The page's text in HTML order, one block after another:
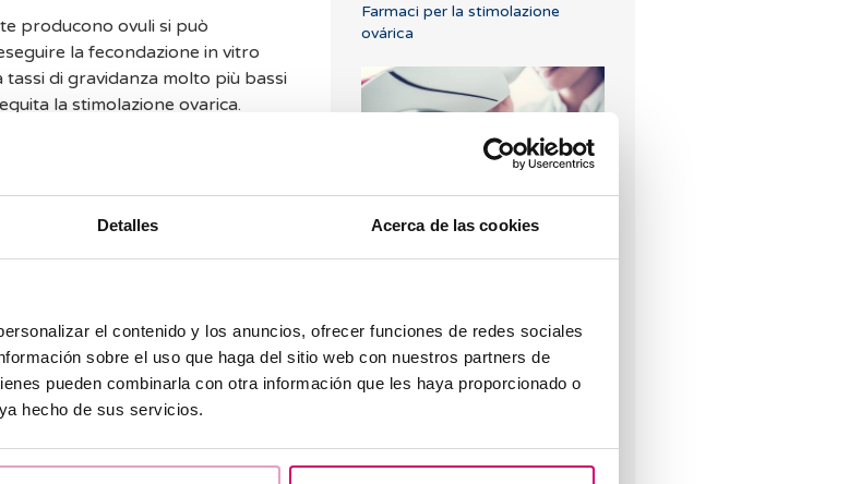
Detalles Acerca de las cookies
el contenido y los anuncios, ofrecer funciones de redes sociales
sobre el uso que haga del sitio web con nuestros partners de
pueden combinarla con otra información que les haya proporcionado o
hecho de sus servicios.
producono ovuli si può
la fecondazione in vitro
di gravidanza molto più bassi
la stimolazione ovarica.
in diverse occasioni per
ecografici, di solito non sono
il pick-up ovarico o prelievo
in attesa del momento ideale,
l'ovulazione 36 ore dopo
del sangue ormonali che ci
Farmaci per la stimolazione
ovárica
Il ruolo della genetica nella
Metodo ROPA
Fecondazione in vitro: fasi e
indicazioni